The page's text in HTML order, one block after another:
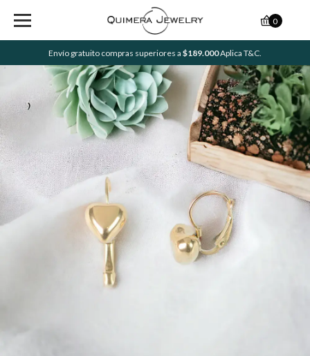
Envío gratuito compras superiores a $189.000Aplica T&C.
0